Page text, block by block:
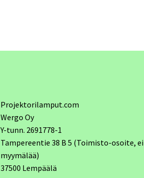
Projektorilamput.com
Wergo Oy
Y-tunn. 2691778-1
Tampereentie 38 B 5 (Toimisto-osoite, ei
myymälää)
37500 Lempäälä